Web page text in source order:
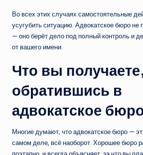
Во всех этих случаях самостоятельные
усугубить ситуацию. Адвокатское бюро не
— оно берёт дело под полный контроль и
от вашего имени.
Что вы
обратившись в
адвокатское
Многие думают, что адвокатское бюро —
самом деле, всё наоборот. Хорошее бюро